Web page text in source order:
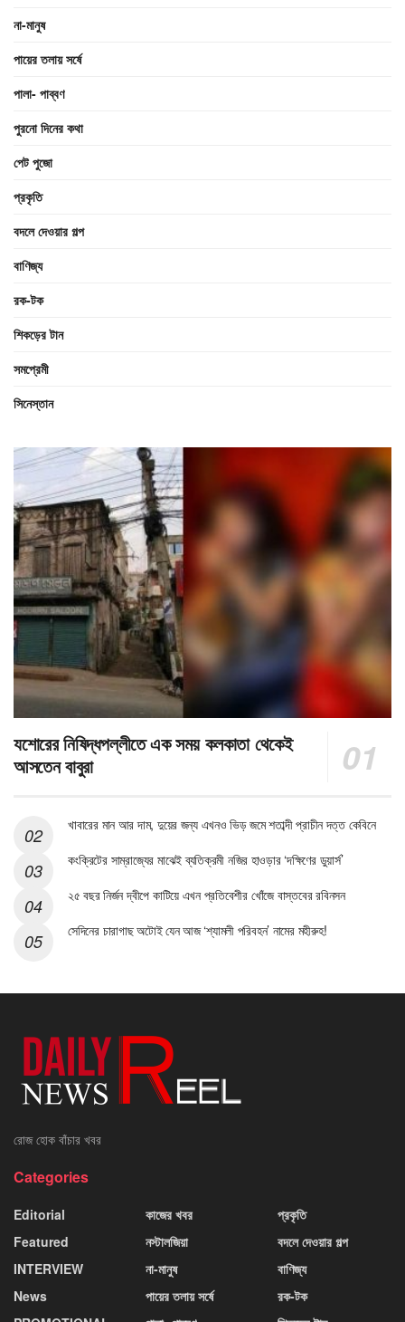
না-মানুষ
পায়ের তলায় সর্ষে
পালা- পাব্বণ
পুরনো দিনের কথা
পেট পুজো
প্রকৃতি
বদলে দেওয়ার গল্প
বাণিজ্য
রক-টক
শিকড়ের টান
সমপ্রেমী
সিনেস্তান
যশোরের নিষিদ্ধপল্লীতে এক সময় কলকাতা থেকেই
আসতেন বাবুরা
খাবারের মান আর দাম, দুয়ের জন্য এখনও ভিড় জমে শতাব্দী প্রাচীন দত্ত কেবিনে
কংক্রিটের সাম্রাজ্যের মাঝেই ব্যতিক্রমী নজির হাওড়ার ‘দক্ষিণের ডুয়ার্স’
২৫ বছর নির্জন দ্বীপে কাটিয়ে এখন প্রতিবেশীর খোঁজে বাস্তবের রবিনসন
সেদিনের চারাগাছ অটোই যেন আজ ‘শ্যামলী পরিবহন’ নামের মহীরুহ!
রোজ হোক বাঁচার খবর
Categories
Editorial
Featured
INTERVIEW
News
কাজের খবর
নস্টালজিয়া
না-মানুষ
পায়ের তলায় সর্ষে
প্রকৃতি
বদলে দেওয়ার গল্প
বাণিজ্য
রক-টক